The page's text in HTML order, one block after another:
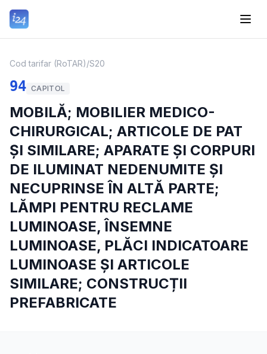
Cod tarifar (RoTAR)/S20
94 CAPITOL
MOBILĂ; MOBILIER MEDICO-
CHIRURGICAL; ARTICOLE DE PAT
ȘI SIMILARE; APARATE ȘI CORPURI
DE ILUMINAT NEDENUMITE ȘI
NECUPRINSE ÎN ALTĂ PARTE;
LĂMPI PENTRU RECLAME
LUMINOASE, ÎNSEMNE
LUMINOASE, PLĂCI INDICATOARE
LUMINOASE ȘI ARTICOLE
SIMILARE; CONSTRUCȚII
PREFABRICATE